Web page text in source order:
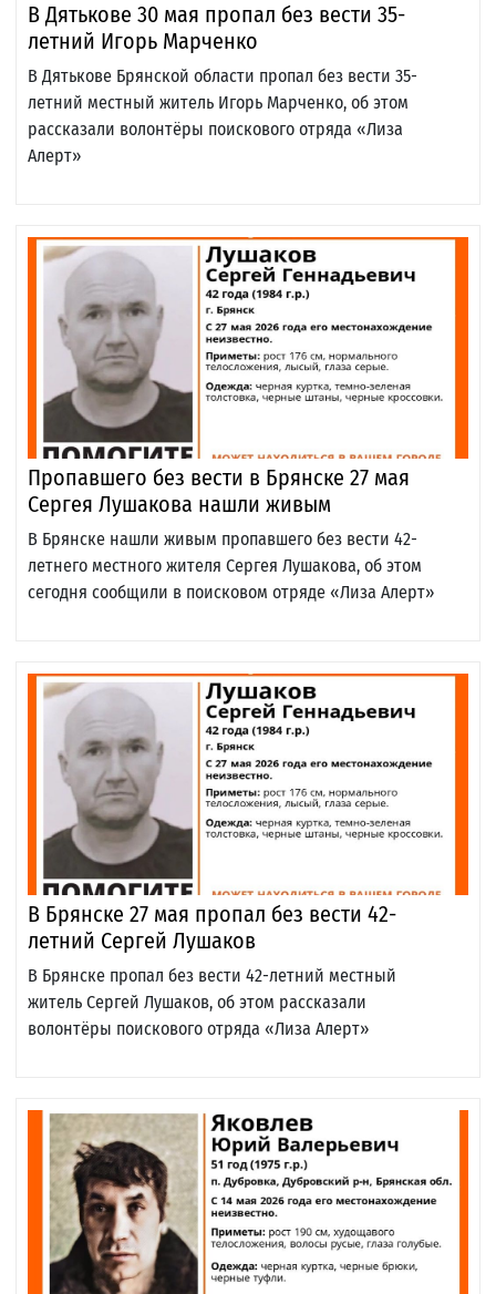
В Дятькове 30 мая пропал без вести 35-
летний Игорь Марченко
В Дятькове Брянской области пропал без вести 35-
летний местный житель Игорь Марченко, об этом
рассказали волонтёры поискового отряда «Лиза
Алерт»
Пропавшего без вести в Брянске 27 мая
Сергея Лушакова нашли живым
В Брянске нашли живым пропавшего без вести 42-
летнего местного жителя Сергея Лушакова, об этом
сегодня сообщили в поисковом отряде «Лиза Алерт»
В Брянске 27 мая пропал без вести 42-
летний Сергей Лушаков
В Брянске пропал без вести 42-летний местный
житель Сергей Лушаков, об этом рассказали
волонтёры поискового отряда «Лиза Алерт»